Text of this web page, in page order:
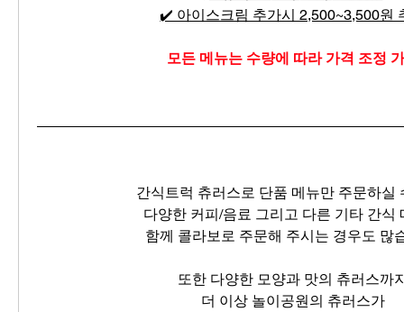
✔️ 아이스크림 추가시 2,500~3,500원
모든 메뉴는 수량에 따라 가격 조정
간식트럭 츄러스로 단품 메뉴만 주문하실
다양한 커피/음료 그리고 다른 기타 간식
함께 콜라보로 주문해 주시는 경우도 많
또한 다양한 모양과 맛의 츄러스까
더 이상 놀이공원의 츄러스가